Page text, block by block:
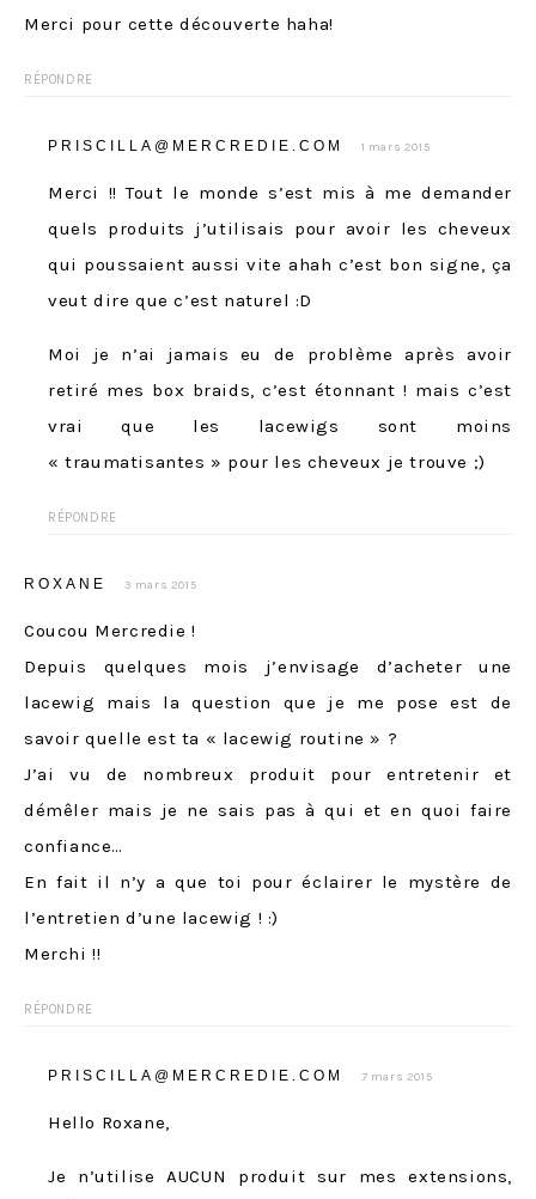
Merci pour cette découverte haha!
RÉPONDRE
PRISCILLA@MERCREDIE.COM 1 mars 2015
Merci !! Tout le monde s’est mis à me demander
quels produits j’utilisais pour avoir les cheveux
qui poussaient aussi vite ahah c’est bon signe, ça
veut dire que c’est naturel :D
Moi je n’ai jamais eu de problème après avoir
retiré mes box braids, c’est étonnant ! mais c’est
vrai que les lacewigs sont moins
« traumatisantes » pour les cheveux je trouve ;)
RÉPONDRE
ROXANE 3 mars 2015
Coucou Mercredie !
Depuis quelques mois j’envisage d’acheter une
lacewig mais la question que je me pose est de
savoir quelle est ta « lacewig routine » ?
J’ai vu de nombreux produit pour entretenir et
démêler mais je ne sais pas à qui et en quoi faire
confiance…
En fait il n’y a que toi pour éclairer le mystère de
l’entretien d’une lacewig ! :)
Merchi !!
RÉPONDRE
PRISCILLA@MERCREDIE.COM 7 mars 2015
Hello Roxane,
Je n’utilise AUCUN produit sur mes extensions,